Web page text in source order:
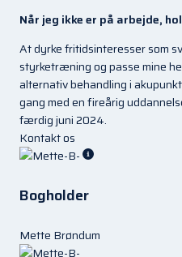
Når jeg ikke er på arbejde,
At dyrke fritidsinteresser som
styrketræning og passe mine
alternativ behandling i
gang med en fireårig
færdig juni 2024.
Kontakt os
Bogholder
Mette Brøndum